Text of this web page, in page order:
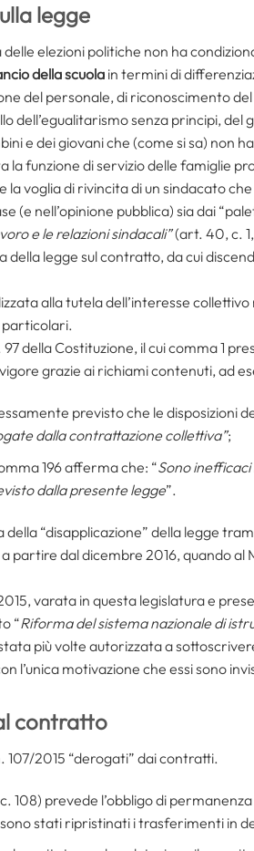
legge
elezioni politiche non ha
della scuolain termini di
del personale, di riconoscimento
dell’egualitarismo senza principi,
e dei giovani che (come si sa) non
funzione di servizio delle famiglie
voglia di rivincita di un sindacato
(e nell’opinione pubblica) sia dai
e le relazioni sindacali”(art. 40, c.
legge sul contratto, da cui
alla tutela dell’interesse
particolari.
della Costituzione, il cui comma 1
grazie ai richiami contenuti, ad
previsto che le disposizioni
dalla contrattazione collettiva”;
196 afferma che: “Sono
dalla presente legge”.
“disapplicazione” della legge
dal dicembre 2016, quando al
varata in questa legislatura e
“Riforma del sistema nazionale di
più volte autorizzata a
l’unica motivazione che essi sono
contratto
107/2015 “derogati” dai contratti.
108) prevede l’obbligo di
sono stati ripristinati i trasferimenti in